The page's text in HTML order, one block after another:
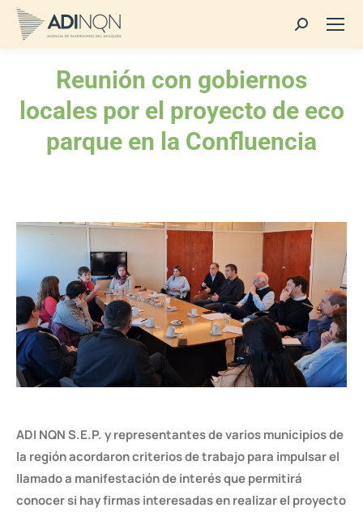
Buscar:
Reunión con gobiernos
locales por el proyecto de eco
parque en la Confluencia
ADI NQN S.E.P. y representantes de varios municipios de
la región acordaron criterios de trabajo para impulsar el
llamado a manifestación de interés que permitirá
conocer si hay firmas interesadas en realizar el proyecto